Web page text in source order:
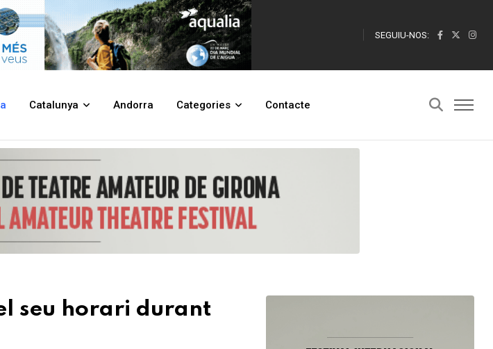
SEGUIU-NOS:
Catalunya Andorra Categories Contacte
seu horari durant